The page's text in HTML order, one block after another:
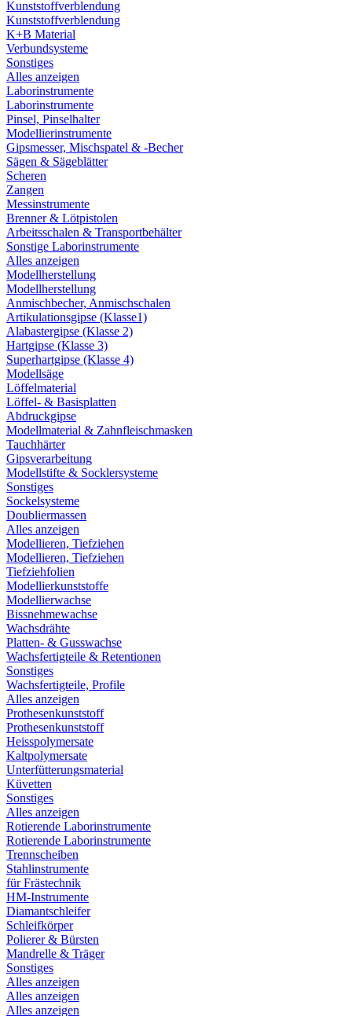
Kunststoffverblendung
Kunststoffverblendung
K+B Material
Verbundsysteme
Sonstiges
Alles anzeigen
Laborinstrumente
Laborinstrumente
Pinsel, Pinselhalter
Modellierinstrumente
Gipsmesser, Mischspatel & -Becher
Sägen & Sägeblätter
Scheren
Zangen
Messinstrumente
Brenner & Lötpistolen
Arbeitsschalen & Transportbehälter
Sonstige Laborinstrumente
Alles anzeigen
Modellherstellung
Modellherstellung
Anmischbecher, Anmischschalen
Artikulationsgipse (Klasse1)
Alabastergipse (Klasse 2)
Hartgipse (Klasse 3)
Superhartgipse (Klasse 4)
Modellsäge
Löffelmaterial
Löffel- & Basisplatten
Abdruckgipse
Modellmaterial & Zahnfleischmasken
Tauchhärter
Gipsverarbeitung
Modellstifte & Socklersysteme
Sonstiges
Sockelsysteme
Doubliermassen
Alles anzeigen
Modellieren, Tiefziehen
Modellieren, Tiefziehen
Tiefziehfolien
Modellierkunststoffe
Modellierwachse
Bissnehmewachse
Wachsdrähte
Platten- & Gusswachse
Wachsfertigteile & Retentionen
Sonstiges
Wachsfertigteile, Profile
Alles anzeigen
Prothesenkunststoff
Prothesenkunststoff
Heisspolymersate
Kaltpolymersate
Unterfütterungsmaterial
Küvetten
Sonstiges
Alles anzeigen
Rotierende Laborinstrumente
Rotierende Laborinstrumente
Trennscheiben
Stahlinstrumente
für Frästechnik
HM-Instrumente
Diamantschleifer
Schleifkörper
Polierer & Bürsten
Mandrelle & Träger
Sonstiges
Alles anzeigen
Alles anzeigen
Alles anzeigen